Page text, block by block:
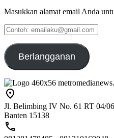
Masukkan alamat email Anda
Contoh:
emailaku@gmail.com
Berlangganan
Jl. Belimbing IV No. 61 RT 04/
Banten 15138